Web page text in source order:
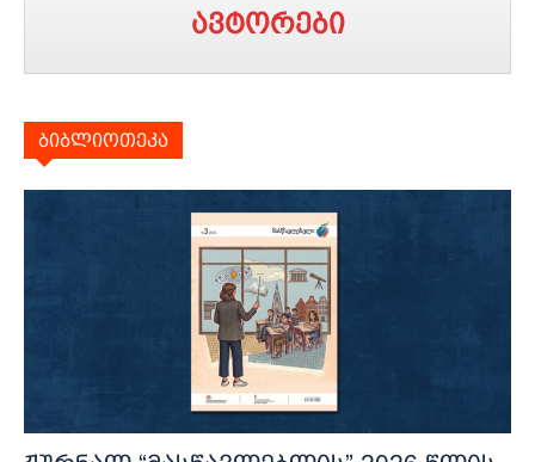
ავტორები
ბიბლიოთეკა